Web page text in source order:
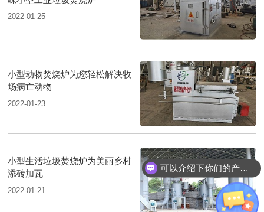
2022-01-25
小型动物焚烧炉为您轻松解决牧
场病亡动物
2022-01-23
小型生活垃圾焚烧炉为美丽乡村
添砖加瓦
2022-01-21
可以介绍下你们的产品么？